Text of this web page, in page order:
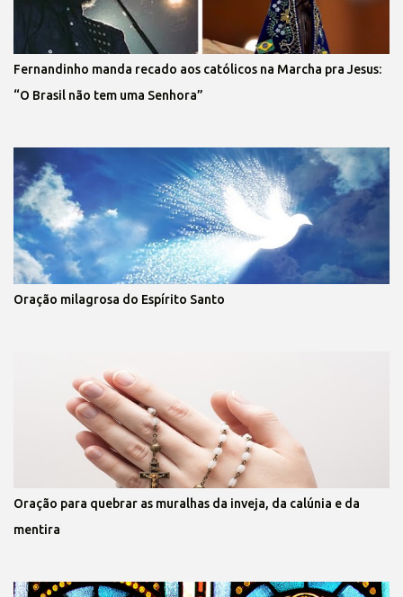
Fernandinho manda recado aos católicos na Marcha pra Jesus:
“O Brasil não tem uma Senhora”
Oração milagrosa do Espírito Santo
Oração para quebrar as muralhas da inveja, da calúnia e da
mentira